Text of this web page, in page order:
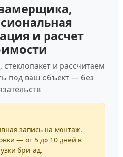
и расчет
и рассчитаем
под ваш объект — без
запись на монтаж.
— от 5 до 10 дней в
бригад.